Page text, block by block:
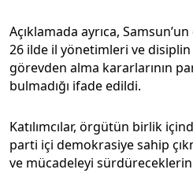
Açıklamada ayrıca,
26 ilde il yönetimleri ve
görevden alma kararlarının
bulmadığı ifade edildi.
Katılımcılar, örgütün birlik
parti içi demokrasiye sahip
ve mücadeleyi